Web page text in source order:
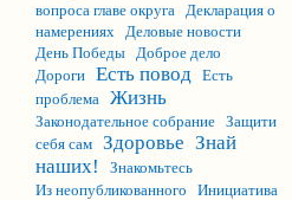
вопроса главе округа Декларация о
намерениях Деловые новости
День Победы Доброе дело
Дороги Есть повод Есть
проблема Жизнь
Законодательное собрание Защити
себя сам Здоровье Знай
наших!
Знакомьтесь
Из неопубликованного
Инициатива